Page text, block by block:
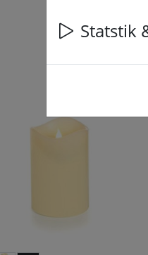
Statstik